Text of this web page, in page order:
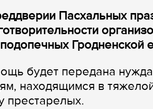
Пасхальных
Гродненской
будет передана
находящимся в
престарелых.